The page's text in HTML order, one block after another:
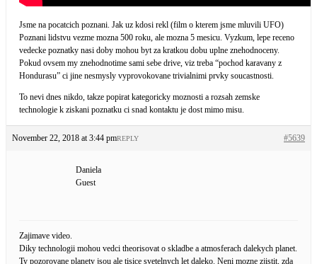
Jsme na pocatcich poznani. Jak uz kdosi rekl (film o kterem jsme mluvili UFO)
Poznani lidstvu vezme mozna 500 roku, ale mozna 5 mesicu. Vyzkum, lepe receno
vedecke poznatky nasi doby mohou byt za kratkou dobu uplne znehodnoceny.
Pokud ovsem my znehodnotime sami sebe drive, viz treba “pochod karavany z
Hondurasu” ci jine nesmysly vyprovokovane trivialnimi prvky soucastnosti.
To nevi dnes nikdo, takze popirat kategoricky moznosti a rozsah zemske
technologie k ziskani poznatku ci snad kontaktu je dost mimo misu.
November 22, 2018 at 3:44 pm #5639
REPLY
Daniela
Guest
Zajimave video.
Diky technologii mohou vedci theorisovat o skladbe a atmosferach dalekych planet.
Ty pozorovane planety jsou ale tisice svetelnych let daleko. Neni mozne zjistit, zda